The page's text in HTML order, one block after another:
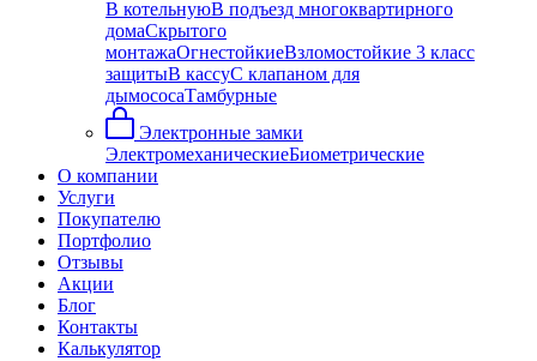
В котельнуюВ подъезд многоквартирного
домаСкрытого
монтажаОгнестойкиеВзломостойкие 3 класс
защитыВ кассуС клапаном для
дымососаТамбурные
Электронные замки
ЭлектромеханическиеБиометрические
О компании
Услуги
Покупателю
Портфолио
Отзывы
Акции
Блог
Контакты
Калькулятор